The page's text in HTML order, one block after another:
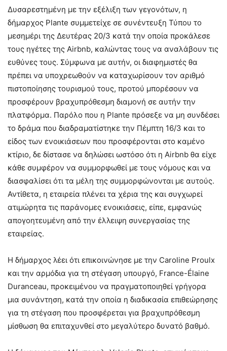
Δυσαρεστημένη με την εξέλιξη των γεγονότων, η
δήμαρχος Plante συμμετείχε σε συνέντευξη Τύπου το
μεσημέρι της Δευτέρας 20/3 κατά την οποία προκάλεσε
τους ηγέτες της Airbnb, καλώντας τους να αναλάβουν τις
ευθύνες τους. Σύμφωνα με αυτήν, οι διαφημιστές θα
πρέπει να υποχρεωθούν να καταχωρίσουν τον αριθμό
πιστοποίησης τουρισμού τους, προτού μπορέσουν να
προσφέρουν βραχυπρόθεσμη διαμονή σε αυτήν την
πλατφόρμα. Παρόλο που η Plante πρόσεξε να μη συνδέσει
το δράμα που διαδραματίστηκε την Πέμπτη 16/3 και το
είδος των ενοικιάσεων που προσφέρονται στο καμένο
κτίριο, δε δίστασε να δηλώσει ωστόσο ότι η Airbnb θα είχε
κάθε συμφέρον να συμμορφωθεί με τους νόμους και να
διασφαλίσει ότι τα μέλη της συμμορφώνονται με αυτούς.
Αντίθετα, η εταιρεία πλένει τα χέρια της και συγχωρεί
ατιμώρητα τις παράνομες ενοικιάσεις, είπε, εμφανώς
απογοητευμένη από την έλλειψη συνεργασίας της
εταιρείας.
Η δήμαρχος λέει ότι επικοινώνησε με την Caroline Proulx
και την αρμόδια για τη στέγαση υπουργό, France-Élaine
Duranceau, προκειμένου να πραγματοποιηθεί γρήγορα
μια συνάντηση, κατά την οποία η διαδικασία επιθεώρησης
για τη στέγαση που προσφέρεται για βραχυπρόθεσμη
μίσθωση θα επιταχυνθεί στο μεγαλύτερο δυνατό βαθμό.